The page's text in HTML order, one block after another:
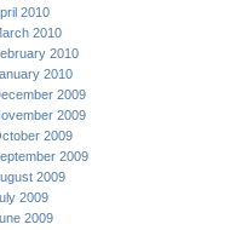
2010
2010
2010
2010
2009
2009
2009
2009
2009
2009
2009